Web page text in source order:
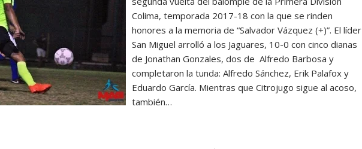
Colima, temporada 2017-18 con la que se rinden
honores a la memoria de “Salvador Vázquez (+)”. El líder
San Miguel arrolló a los Jaguares, 10-0 con cinco dianas
de Jonathan Gonzales, dos de Alfredo Barbosa y
completaron la tunda: Alfredo Sánchez, Erik Palafox y
Eduardo García. Mientras que Citrojugo sigue al acoso,
también…